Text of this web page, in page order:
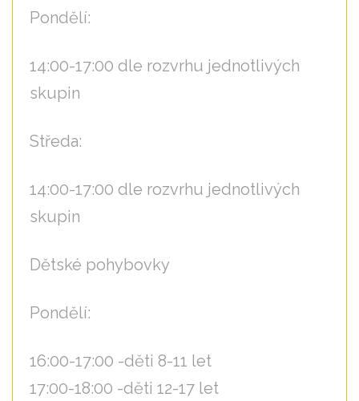
Pondělí:
14:00-17:00 dle rozvrhu jednotlivých
skupin
Středa:
14:00-17:00 dle rozvrhu jednotlivých
skupin
Dětské pohybovky
Pondělí:
16:00-17:00 -děti 8-11 let
17:00-18:00 -děti 12-17 let